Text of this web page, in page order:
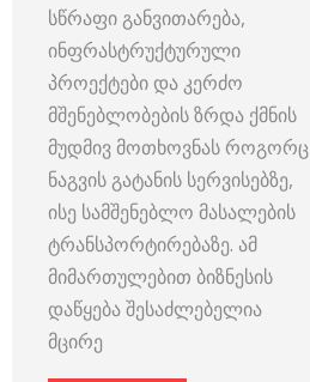
სწრაფი განვითარება,
ინფრასტრუქტურული
პროექტები და კერძო
მშენებლობების ზრდა ქმნის
მუდმივ მოთხოვნას როგორც
ნაგვის გატანის სერვისებზე,
ისე სამშენებლო მასალების
ტრანსპორტირებაზე. ამ
მიმართულებით ბიზნესის
დაწყება შესაძლებელია
მცირე